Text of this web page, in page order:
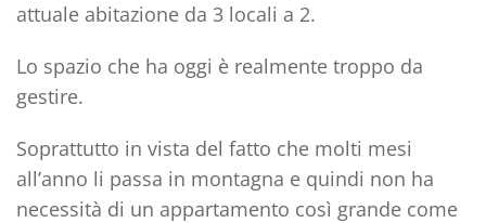
attuale abitazione da 3 locali a 2.
Lo spazio che ha oggi è realmente troppo da
gestire.
Soprattutto in vista del fatto che molti mesi
all’anno li passa in montagna e quindi non ha
necessità di un appartamento così grande come